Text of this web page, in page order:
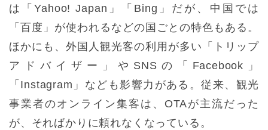
は「Yahoo! Japan」「Bing」だが、中国では
「百度」が使われるなどの国ごとの特色もある。
ほかにも、外国人観光客の利用が多い「トリップ
アドバイザー」やSNSの「Facebook」
「Instagram」なども影響力がある。従来、観光
事業者のオンライン集客は、OTAが主流だった
が、そればかりに頼れなくなっている。